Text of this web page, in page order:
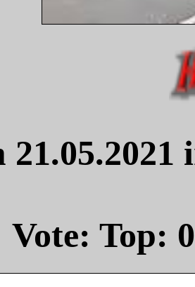
Vote: Top: 0